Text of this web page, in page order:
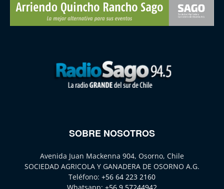
SOBRE NOSOTROS
Avenida Juan Mackenna 904, Osorno, Chile
SOCIEDAD AGRICOLA Y GANADERA DE OSORNO A.G.
Teléfono: +56 64 223 2160
Whatsapp: +56 9 57244942